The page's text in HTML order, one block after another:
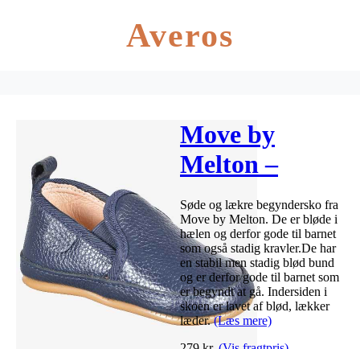
Averos
Move by
Melton –
Begyndersko –
Mørkeblå
Søde og lækre begyndersko fra
Move by Melton. De er bløde i
hælen og derfor gode til barnet
som også stadig kravler.De har
en stabil men stadig blød bund
og er derfor gode til barnet som
er begyndt at gå. Indersiden i
skoen er lavet af blød, lækker
læder.(Læs mere)